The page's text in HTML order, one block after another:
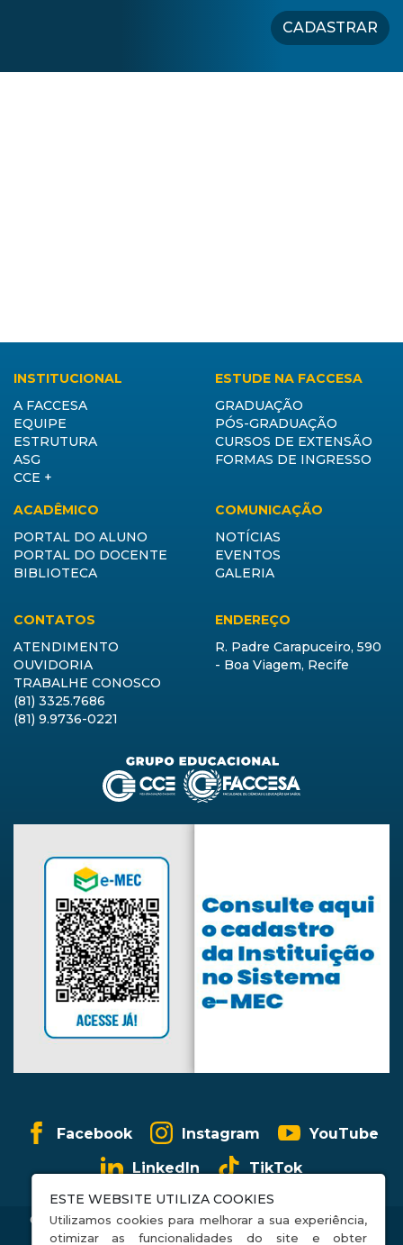
CADASTRAR
INSTITUCIONAL
A FACCESA
EQUIPE
ESTRUTURA
ASG
CCE +
ESTUDE NA FACCESA
GRADUAÇÃO
PÓS-GRADUAÇÃO
CURSOS DE EXTENSÃO
FORMAS DE INGRESSO
ACADÊMICO
PORTAL DO ALUNO
PORTAL DO DOCENTE
BIBLIOTECA
COMUNICAÇÃO
NOTÍCIAS
EVENTOS
GALERIA
CONTATOS
ATENDIMENTO
OUVIDORIA
TRABALHE CONOSCO
(81) 3325.7686
(81) 9.9736-0221
ENDEREÇO
R. Padre Carapuceiro, 590
- Boa Viagem, Recife
Facebook Instagram
YouTube
LinkedIn
TikTok
CCE FACCESA 2026 © Todos os direitos reservados. |
Política de Privacidade
ESTE WEBSITE UTILIZA COOKIES
Utilizamos cookies para melhorar a sua experiência,
otimizar as funcionalidades do site e obter